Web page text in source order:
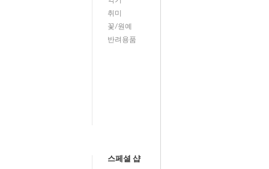
취미
꽃/원예
반려용품
스페셜 샵